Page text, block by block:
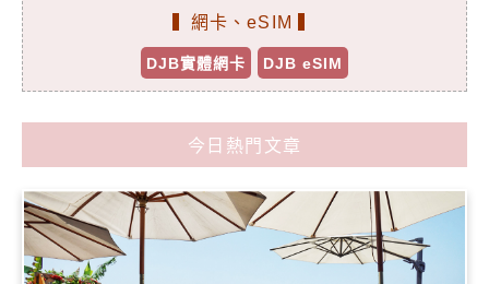
▍網卡、eSIM ▍
DJB實體網卡 DJB eSIM
今日熱門文章